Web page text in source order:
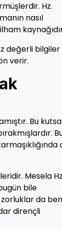
Hz.
nasıl
değerli bilgiler
verir.
Bu
Mesela
bile
zorluklar da
dirençli